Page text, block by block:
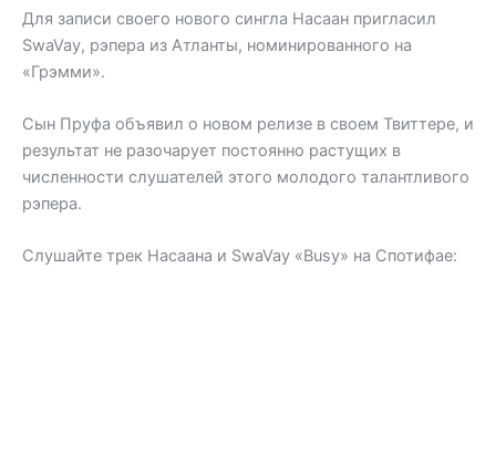
Для записи своего нового сингла Насаан пригласил
SwaVay, рэпера из Атланты, номинированного на
«Грэмми».
Сын Пруфа объявил о новом релизе в своем Твиттере, и
результат не разочарует постоянно растущих в
численности слушателей этого молодого талантливого
рэпера.
Слушайте трек Насаана и SwaVay «Busy» на Спотифае: